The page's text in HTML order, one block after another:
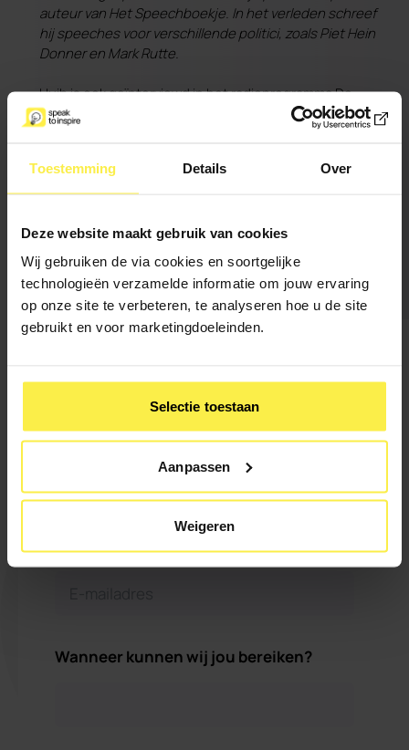
Toestemming Details Over
Deze website maakt gebruik van cookies
Wij gebruiken de via cookies en soortgelijke
technologieën verzamelde informatie om jouw ervaring
op onze site te verbeteren, te analyseren hoe u de site
gebruikt en voor marketingdoeleinden.
Selectie toestaan
Aanpassen
Weigeren
auteur van Het Speechboekje. In het verleden schreef
hij speeches voor verschillende politici, zoals Piet Hein
Donner en Mark Rutte.
Huib is ook geïnterviewd in het radioprogramma De
Nieuws BV, waar hij een van de commentatoren is bij de
analyse van de speech van Mark Rutte.
Bekijk het interview
Wanneer kunnen wij jou bereiken?